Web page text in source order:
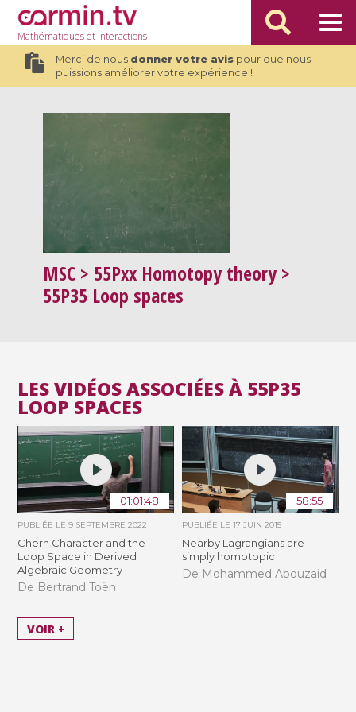
Mathématiqueset Interactions
Merci de nous donner votre avispour que nous
puissions améliorer votre expérience !
MSC > 55Pxx Homotopy theory >
55P35 Loop spaces
LES VIDÉOS ASSOCIÉES À 55P35
LOOP SPACES
01:01:48
PUBLIÉE LE9 SEPTEMBRE 2022
Chern Character and the
Loop Space in Derived
Algebraic Geometry
De Bertrand Toën
58:55
PUBLIÉE LE 17 JUIN 2015
Nearby Lagrangians are
simply homotopic
De Mohammed Abouzaid
VOIR +